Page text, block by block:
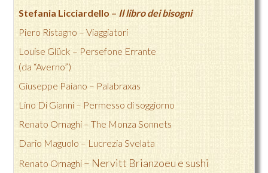
Stefania Licciardello – Il libro dei bisogni
Piero Ristagno – Viaggiatori
Louise Glück – Persefone Errante
(da “Averno”)
Giuseppe Paiano – Palabraxas
Lino Di Gianni – Permesso di soggiorno
Renato Ornaghi –The Monza Sonnets
Dario Maguolo – Lucrezia Svelata
Renato Ornaghi – Nervitt Brianzoeu e sushi